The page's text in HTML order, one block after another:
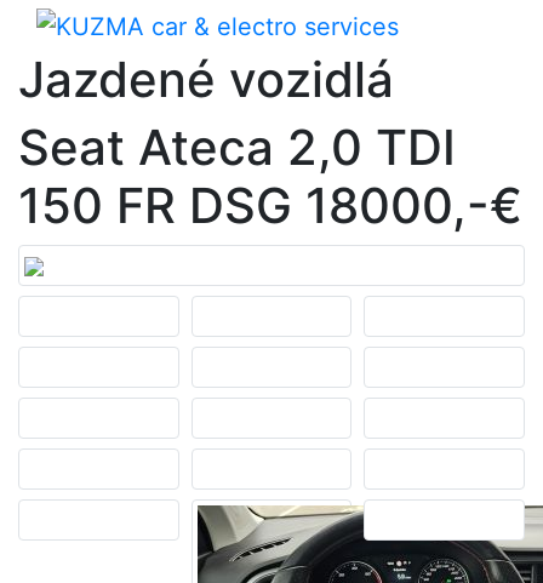
Jazdené vozidlá
Seat Ateca 2,0 TDI
150 FR DSG 18000,-€